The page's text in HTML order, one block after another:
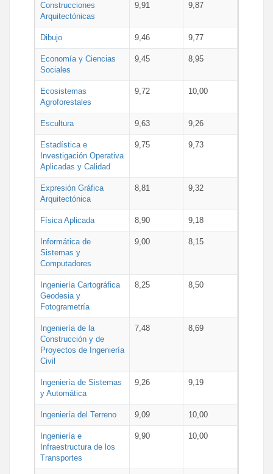
Construcciones
Arquitectónicas
9,91 9,87
Dibujo 9,46 9,77
Economía y Ciencias
Sociales
9,45 8,95
Ecosistemas
Agroforestales
9,72 10,00
Escultura 9,63 9,26
Estadística e
Investigación Operativa
Aplicadas y Calidad
9,75 9,73
Expresión Gráfica
Arquitectónica
8,81 9,32
Física Aplicada 8,90 9,18
Informática de
Sistemas y
Computadores
9,00 8,15
Ingeniería Cartográfica
Geodesia y
Fotogrametría
8,25 8,50
Ingeniería de la
Construcción y de
Proyectos de Ingeniería
Civil
7,48 8,69
Ingeniería de Sistemas
y Automática
9,26 9,19
Ingeniería del Terreno 9,09 10,00
Ingeniería e
Infraestructura de los
Transportes
9,90 10,00